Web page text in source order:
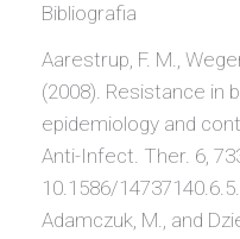
Bibliografia
Aarestrup, F. M.,
(2008). Resistance in
epidemiology and
Anti-Infect. Ther. 6,
10.1586/
Adamczuk, M., and